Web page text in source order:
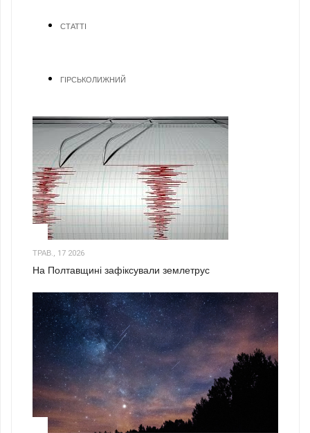
СТАТТІ
ГІРСЬКОЛИЖНИЙ
ТРАВ., 17 2026
На Полтавщині зафіксували землетрус